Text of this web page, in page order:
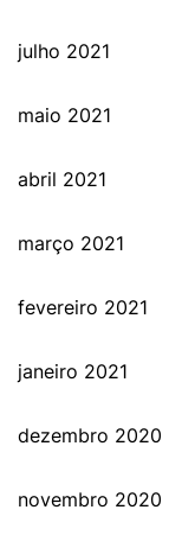
julho 2021
maio 2021
abril 2021
março 2021
fevereiro 2021
janeiro 2021
dezembro 2020
novembro 2020